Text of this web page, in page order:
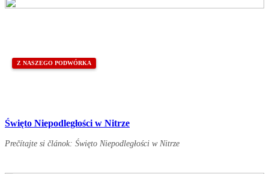
Z NASZEGO PODWÓRKA
Święto Niepodległości w Nitrze
Prečítajte si článok: Święto Niepodległości w Nitrze